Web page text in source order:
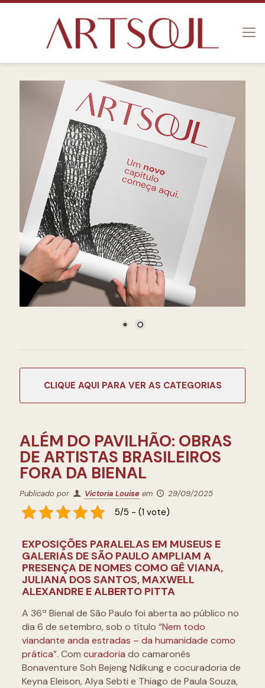
ALÉM DO PAVILHÃO: OBRAS
DE ARTISTAS BRASILEIROS
FORA DA BIENAL
Publicado por Victoria Louise em 29/09/2025
5/5 - (1 vote)
EXPOSIÇÕES PARALELAS EM MUSEUS E
GALERIAS DE SÃO PAULO AMPLIAM A
PRESENÇA DE NOMES COMO GÊ VIANA,
JULIANA DOS SANTOS, MAXWELL
ALEXANDRE E ALBERTO PITTA
A 36ª Bienal de São Paulo foi aberta ao público no
dia 6 de setembro, sob o título “Nem todo
viandante anda estradas – da humanidade como
prática”. Com curadoria do camaronês
Bonaventure Soh Bejeng Ndikung e cocuradoria de
Keyna Eleison, Alya Sebti e Thiago de Paula Souza,
CATEGORIAS